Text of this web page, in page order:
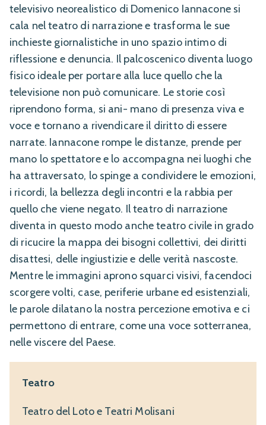
televisivo neorealistico di Domenico Iannacone si
cala nel teatro di narrazione e trasforma le sue
inchieste giornalistiche in uno spazio intimo di
riflessione e denuncia. Il palcoscenico diventa luogo
fisico ideale per portare alla luce quello che la
televisione non può comunicare. Le storie così
riprendono forma, si ani- mano di presenza viva e
voce e tornano a rivendicare il diritto di essere
narrate. Iannacone rompe le distanze, prende per
mano lo spettatore e lo accompagna nei luoghi che
ha attraversato, lo spinge a condividere le emozioni,
i ricordi, la bellezza degli incontri e la rabbia per
quello che viene negato. Il teatro di narrazione
diventa in questo modo anche teatro civile in grado
di ricucire la mappa dei bisogni collettivi, dei diritti
disattesi, delle ingiustizie e delle verità nascoste.
Mentre le immagini aprono squarci visivi, facendoci
scorgere volti, case, periferie urbane ed esistenziali,
le parole dilatano la nostra percezione emotiva e ci
permettono di entrare, come una voce sotterranea,
nelle viscere del Paese.
Teatro
Teatro del Loto e Teatri Molisani